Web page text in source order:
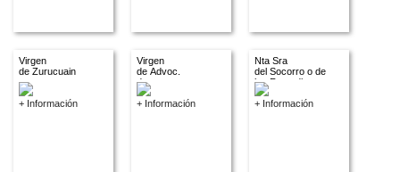
Virgen
de Zurucuain
+ Información
Virgen
de Advoc.
descon.
+ Información
Nta Sra
del Socorro o de
los Remedios
+ Información